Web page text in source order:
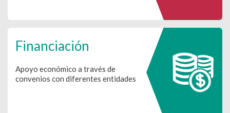
Financiación
Apoyo económico a través de
convenios con diferentes entidades